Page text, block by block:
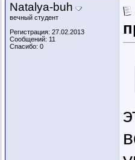
Natalya-buh
вечный студент
Регистрация: 27.02.2013
Сообщений: 11
Спасибо: 0